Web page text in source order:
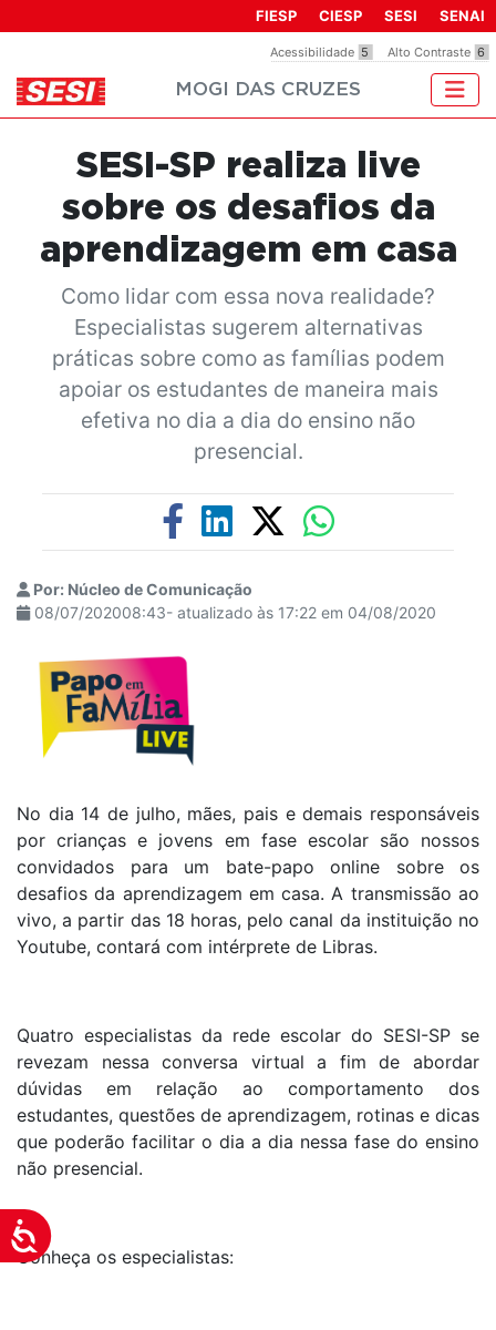
inclui
um
acessibilidade.
Acessibilidade
Acessibilidade 5 Alto Contraste 6
FIESP CIESP SESI SENAI
MOGI DAS CRUZES
SESI-SP realiza live
sobre os desafios da
aprendizagem em casa
Como lidar com essa nova realidade?
Especialistas sugerem alternativas
práticas sobre como as famílias podem
apoiar os estudantes de maneira mais
efetiva no dia a dia do ensino não
presencial.
Por: Núcleo de Comunicação
08/07/202008:43- atualizado às 17:22 em 04/08/2020
No dia 14 de julho, mães, pais e demais responsáveis
por crianças e jovens em fase escolar são nossos
convidados para um bate-papo online sobre os
desafios da aprendizagem em casa. A transmissão ao
vivo, a partir das 18 horas, pelo canal da instituição no
Youtube, contará com intérprete de Libras.
Quatro especialistas da rede escolar do SESI-SP se
revezam nessa conversa virtual a fim de abordar
dúvidas em relação ao comportamento dos
estudantes, questões de aprendizagem, rotinas e dicas
que poderão facilitar o dia a dia nessa fase do ensino
não presencial.
Conheça os especialistas: